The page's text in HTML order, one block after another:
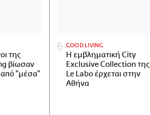
της
βίωσαν
"μέσα"
GOOD LIVING
Η εμβληματική City
Exclusive Collection της
Le Labo έρχεται στην
Αθήνα